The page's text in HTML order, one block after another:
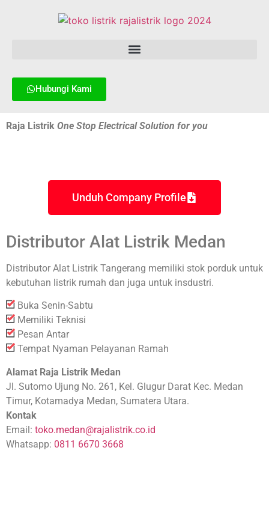
Hubungi Kami
Raja Listrik One Stop Electrical Solution for you
Unduh Company Profile
Distributor Alat Listrik Medan
Distributor Alat Listrik Tangerang memiliki stok porduk untuk
kebutuhan listrik rumah dan juga untuk insdustri.
Buka Senin-Sabtu
Memiliki Teknisi
Pesan Antar
Tempat Nyaman Pelayanan Ramah
Alamat Raja Listrik Medan
Jl. Sutomo Ujung No. 261, Kel. Glugur Darat Kec. Medan
Timur, Kotamadya Medan, Sumatera Utara.
Kontak
Email: toko.medan@rajalistrik.co.id
Whatsapp: 0811 6670 3668